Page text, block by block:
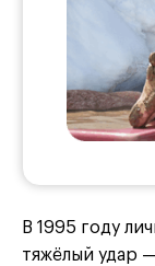
В 1995 году
тяжёлый удар